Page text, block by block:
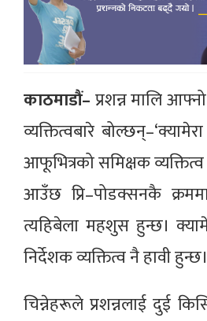
काठमाडौं–प्रशन्न मालि
व्यक्तित्वबारे
आफूभित्रको समिक्षक
आउँछ प्रि–पोडक्सनकै
त्यहिबेला महशुस हुन्छ।
निर्देशक व्यक्तित्व नै हावी
चिन्नेहरूले प्रशन्नलाई दुई